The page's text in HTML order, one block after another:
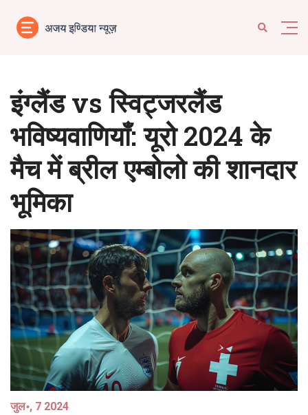
इंग्लैंड vs स्विट्जरलैंड
भविष्यवाणियाँ: यूरो 2024 के
मैच में ब्रील एम्बोलो की शानदार
भूमिका
जुल॰, 7 2024